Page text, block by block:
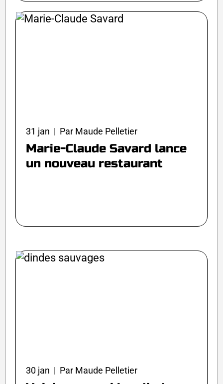
31 jan | Par Maude Pelletier
Marie-Claude Savard lance
un nouveau restaurant
30 jan | Par Maude Pelletier